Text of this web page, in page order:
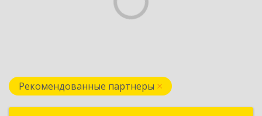
Рекомендованные партнеры